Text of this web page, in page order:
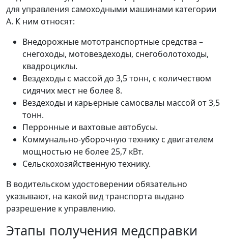
для управления самоходными машинами категории
А. К ним относят:
Внедорожные мототранспортные средства –
снегоходы, мотовездеходы, снегоболотоходы,
квадроциклы.
Вездеходы с массой до 3,5 тонн, с количеством
сидячих мест не более 8.
Вездеходы и карьерные самосвалы массой от 3,5
тонн.
Перронные и вахтовые автобусы.
Коммунально-уборочную технику с двигателем
мощностью не более 25,7 кВт.
Сельскохозяйственную технику.
В водительском удостоверении обязательно
указывают, на какой вид транспорта выдано
разрешение к управлению.
Этапы получения медсправки